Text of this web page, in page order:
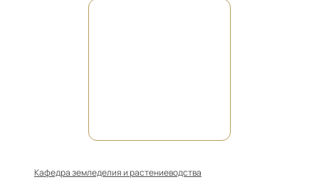
Кафедра земледелия и растениеводства